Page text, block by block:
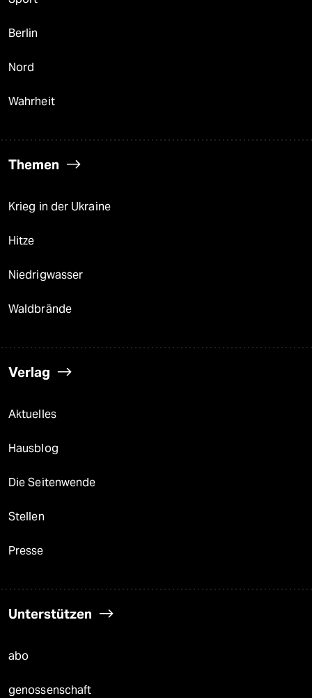
Berlin
Nord
Wahrheit
Themen
Krieg in der Ukraine
Hitze
Niedrigwasser
Waldbrände
Verlag
Aktuelles
Hausblog
Die Seitenwende
Stellen
Presse
Unterstützen
abo
genossenschaft